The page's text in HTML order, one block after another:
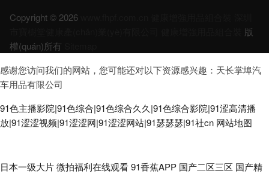
Copyright © 2026
版
權(quán)所有
感谢您访问我们的网站，您可能还对以下资源感兴趣：天长掌埠汽
车用品有限公司
91色主播影院|91色综合|91色综合久久|91色综合影院|91涩高清播
放|91涩涩视频|91涩涩网|91涩涩网站|91瑟瑟瑟|91社cn 网站地图
日本一级大片微拍福利在线观看91香蕉APP 国产二区三区 国产精